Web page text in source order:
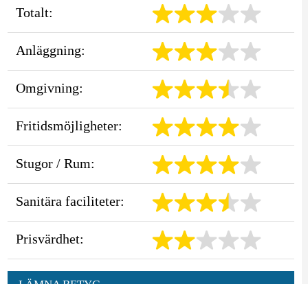
Totalt:
Anläggning:
Omgivning:
Fritidsmöjligheter:
Stugor / Rum:
Sanitära faciliteter:
Prisvärdhet: